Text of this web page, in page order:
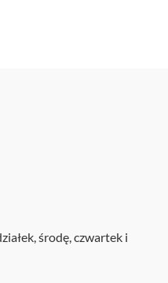
środę, czwartek i